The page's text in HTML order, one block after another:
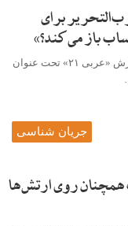
برای
باز می‌کند؟»
ترجمه: رامین حسین آبادیان «حزب التحریر» به گزارش «عربی ۲۱» تحت عنوان
جریان شناسی
همچنان روی ارتش‌ها